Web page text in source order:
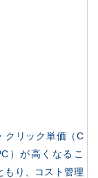
・クリック単価（C
）が高くなるこ
もり、コスト管理